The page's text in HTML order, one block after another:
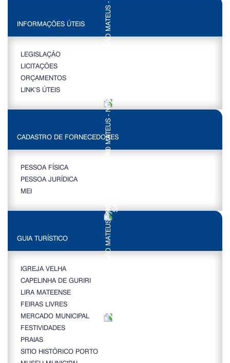
INFORMAÇÕES ÚTEIS
LEGISLAÇÃO
LICITAÇÕES
ORÇAMENTOS
LINK’S ÚTEIS
CADASTRO DE FORNECEDORES
PESSOA FÍSICA
PESSOA JURÍDICA
MEI
GUIA TURÍSTICO
IGREJA VELHA
CAPELINHA DE GURIRI
LIRA MATEENSE
FEIRAS LIVRES
MERCADO MUNICIPAL
FESTIVIDADES
PRAIAS
SITIO HISTÓRICO PORTO